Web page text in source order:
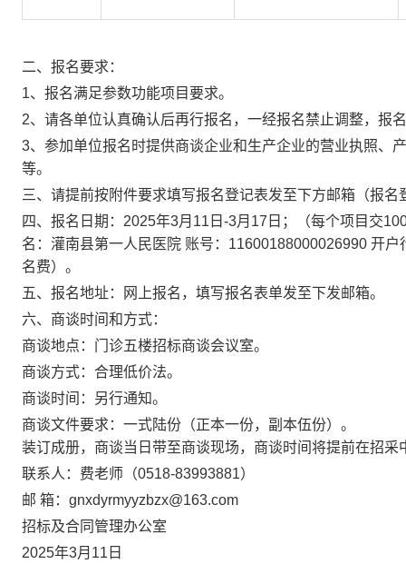
二、报名要求：
1、报名满足参数功能项目要求。
2、请各单位认真确认后再行报名，一经报名禁止调整，报
3、参加单位报名时提供商谈企业和生产企业的营业执照、
等。
三、请提前按附件要求填写报名登记表发至下方邮箱（报名
四、报名日期： 2025年3月 11 日 -3月 17 日；（每个项目交
名：灌南县第一人民医院 账号 ： 11600188000026990 开户
名费）。
五、报名地址：网上报名，填写报名表单发至下发邮箱。
六、商谈时间和方式：
商谈地点：门诊五楼招标商谈会议室。
商谈方式：合理低价法。
商谈时间：另行通知。
商谈文件要求：一式陆份（正本一份，副本伍份）。
装订成册，商谈当日带至商谈现场，商谈时间将提前在招采
联系人：费老师（0518-83993881）
邮 箱：gnxdyrmyyzbzx@163.com
招标及合同管理办公室
2025年3月 11 日